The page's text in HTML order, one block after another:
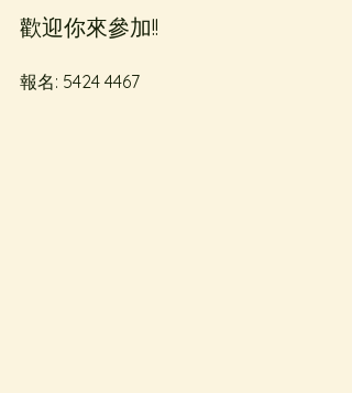
歡迎你來參加!!
報名: 5424 4467